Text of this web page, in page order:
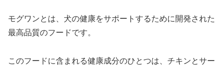
モグワンとは、犬の健康をサポートするために開発された
最高品質のフードです。
このフードに含まれる健康成分のひとつは、チキンとサー